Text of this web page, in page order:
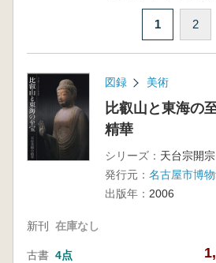
1 2
図録 美術
比叡山と東海
精華
シリーズ： 天台宗開
発行元： 名古屋市博
出版年： 2006
新刊 在庫なし
古書 4点